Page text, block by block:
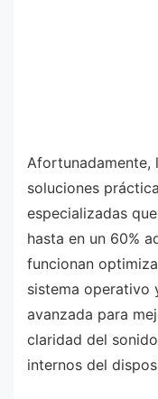
Afortunadamente,
soluciones
especializadas
hasta en un 60%
funcionan
sistema operativo
avanzada para
claridad del
internos del